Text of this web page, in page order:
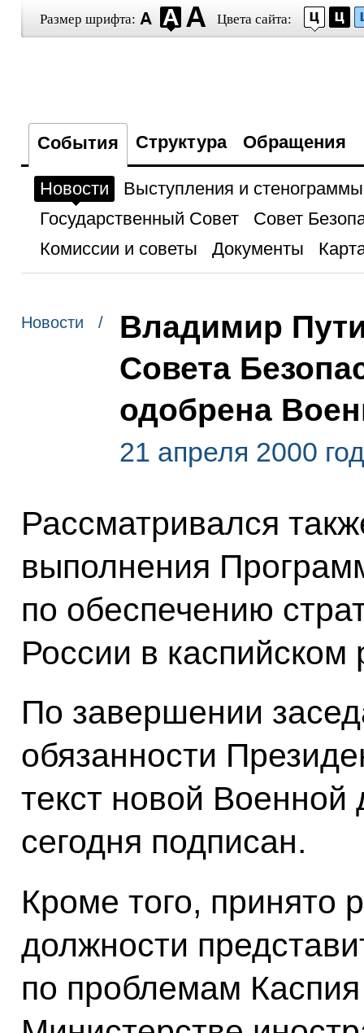
Размер шрифта: Цвета сайта:
События Структура Обращения
Новости
Выступления и стенограммы
Государственный Совет
Совет
Комиссии и советы
Документы
Новости /
Владимир
Совета
одобрена
21 апреля 2000
Рассматривался
выполнения
по обеспечению
России в каспийском
По завершении
обязанности
текст новой Военной
сегодня подписан.
Кроме того, принято
должности
по проблемам